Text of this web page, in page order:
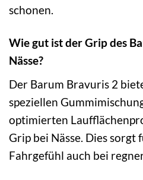
schonen.
Wie gut ist der Grip des
Nässe?
Der Barum Bravuris 2
speziellen
optimierten
Grip bei Nässe. Dies sorgt
Fahrgefühl auch bei